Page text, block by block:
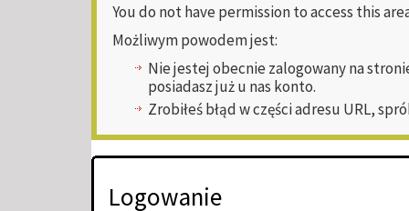
You do not have permission to access this
Możliwym powodem jest:
Nie jestej obecnie zalogowany na
posiadasz już u nas konto.
Zrobiłeś błąd w części adresu URL,
Logowanie